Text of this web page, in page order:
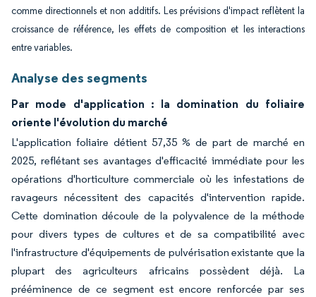
comme directionnels et non additifs. Les prévisions d'impact reflètent la
croissance de référence, les effets de composition et les interactions
entre variables.
Analyse des segments
Par mode d'application : la domination du foliaire
oriente l'évolution du marché
L'application foliaire détient 57,35 % de part de marché en
2025, reflétant ses avantages d'efficacité immédiate pour les
opérations d'horticulture commerciale où les infestations de
ravageurs nécessitent des capacités d'intervention rapide.
Cette domination découle de la polyvalence de la méthode
pour divers types de cultures et de sa compatibilité avec
l'infrastructure d'équipements de pulvérisation existante que la
plupart des agriculteurs africains possèdent déjà. La
prééminence de ce segment est encore renforcée par ses